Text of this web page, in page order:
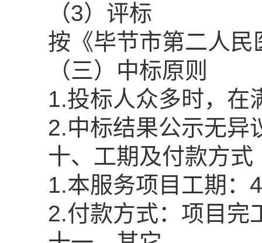
（3）评标
按《毕节市第二人
（三） 中标原则
1.投标人众多时，在
2.中标结果公示无异
十、工期及付款方式
1.本服务项目工期：
2.付款方式：项目完